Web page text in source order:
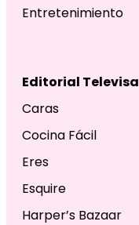
Entretenimiento
Editorial Televisa
Caras
Cocina Fácil
Eres
Esquire
Harper’s Bazaar